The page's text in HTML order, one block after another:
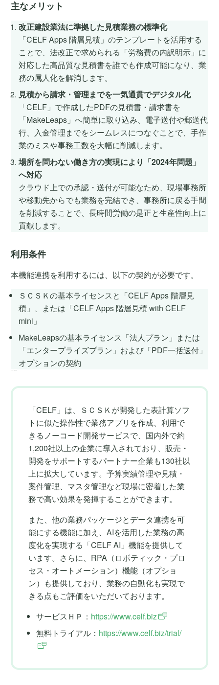
主なメリット
改正建設業法に準拠した見積業務の標準化
「CELF Apps 階層見積」のテンプレートを活用する
ことで、法改正で求められる「労務費の内訳明示」に
対応した高品質な見積書を誰でも作成可能になり、業
務の属人化を解消します。
見積から請求・管理までを一気通貫でデジタル化
「CELF」で作成したPDFの見積書・請求書を
「MakeLeaps」へ簡単に取り込み、電子送付や郵送代
行、入金管理までをシームレスにつなぐことで、手作
業のミスや事務工数を大幅に削減します。
場所を問わない働き方の実現により「2024年問題」
へ対応
クラウド上での承認・送付が可能なため、現場事務所
や移動先からでも業務を完結でき、事務所に戻る手間
を削減することで、長時間労働の是正と生産性向上に
貢献します。
利用条件
本機能連携を利用するには、以下の契約が必要です。
ＳＣＳＫの基本ライセンスと「CELF Apps 階層見
積」、または「CELF Apps 階層見積 with CELF
mini」
MakeLeapsの基本ライセンス「法人プラン」または
「エンタープライズプラン」および「PDF一括送付」
オプションの契約
「CELF」は、ＳＣＳＫが開発した表計算ソフ
トに似た操作性で業務アプリを作成、利用で
きるノーコード開発サービスで、国内外で約
1,200社以上の企業に導入されており、販売・
開発をサポートするパートナー企業も130社以
上に拡大しています。予算実績管理や見積・
案件管理、マスタ管理など現場に密着した業
務で高い効果を発揮することができます。
また、他の業務パッケージとデータ連携を可
能にする機能に加え、AIを活用した業務の高
度化を実現する「CELF AI」機能を提供して
います。さらに、RPA（ロボティック・プロ
セス・オートメーション）機能（オプショ
ン）も提供しており、業務の自動化も実現で
きる点もご評価をいただいております。
サービスＨＰ： https://www.celf.biz
無料トライアル： https://www.celf.biz/trial/